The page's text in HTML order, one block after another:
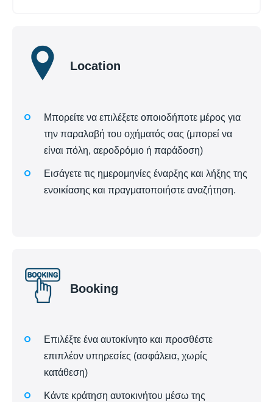
Location
Μπορείτε να επιλέξετε οποιοδήποτε μέρος για
την παραλαβή του οχήματός σας (μπορεί να
είναι πόλη, αεροδρόμιο ή παράδοση)
Εισάγετε τις ημερομηνίες έναρξης και λήξης της
ενοικίασης και πραγματοποιήστε αναζήτηση.
Booking
Επιλέξτε ένα αυτοκίνητο και προσθέστε
επιπλέον υπηρεσίες (ασφάλεια, χωρίς
κατάθεση)
Κάντε κράτηση αυτοκινήτου μέσω της